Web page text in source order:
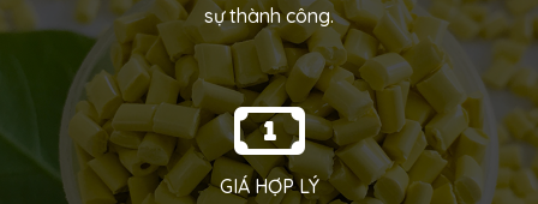
sự thành công.
GIÁ HỢP LÝ